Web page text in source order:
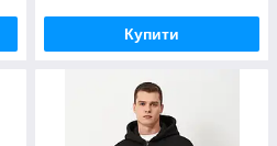
Купити